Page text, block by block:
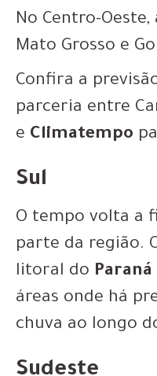
No Centro-
Mato Grosso e
Confira a
parceria entre
e Climatempo
Sul
O tempo volta a
parte da região.
litoral do Paraná
áreas onde há
chuva ao longo